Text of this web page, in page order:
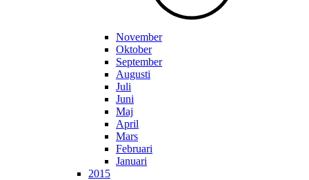
November
Oktober
September
Augusti
Juli
Juni
Maj
April
Mars
Februari
Januari
2015